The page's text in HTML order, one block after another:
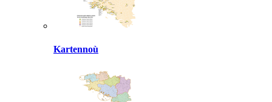
Kartennoù